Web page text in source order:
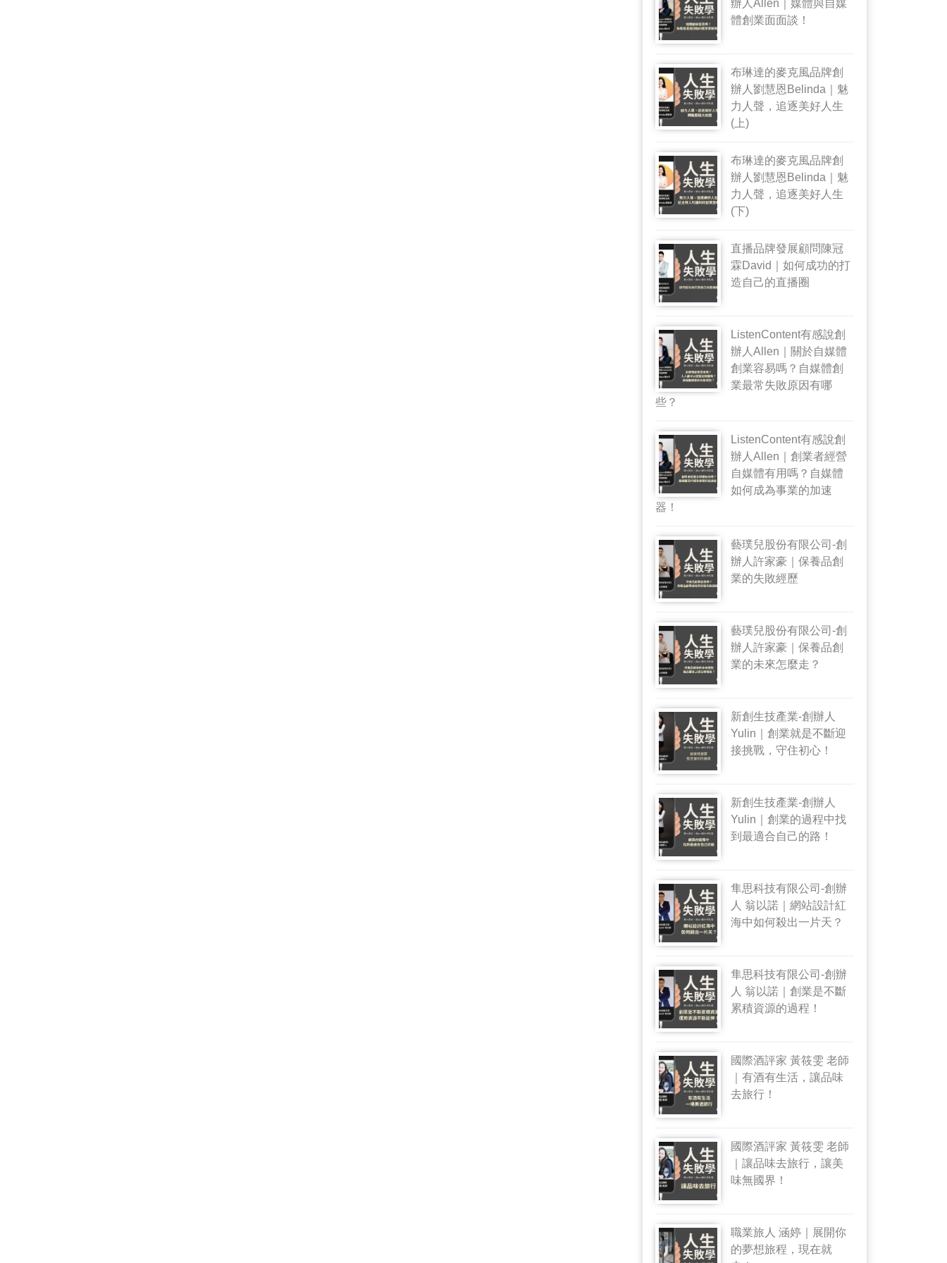
辦人Allen｜媒體與自媒
體創業面面談！
布琳達的麥克風品牌創
辦人劉慧恩Belinda｜魅
力人聲，追逐美好人生
(上)
布琳達的麥克風品牌創
辦人劉慧恩Belinda｜魅
力人聲，追逐美好人生
(下)
直播品牌發展顧問陳冠
霖David｜如何成功的打
造自己的直播圈
ListenContent有感說創
辦人Allen｜關於自媒體
創業容易嗎？自媒體創
業最常失敗原因有哪
些？
ListenContent有感說創
辦人Allen｜創業者經營
自媒體有用嗎？自媒體
如何成為事業的加速
器！
藝璞兒股份有限公司-創
辦人許家豪｜保養品創
業的失敗經歷
藝璞兒股份有限公司-創
辦人許家豪｜保養品創
業的未來怎麼走？
新創生技產業-創辦人
Yulin｜創業就是不斷迎
接挑戰，守住初心！
新創生技產業-創辦人
Yulin｜創業的過程中找
到最適合自己的路！
隼思科技有限公司-創辦
人 翁以諾｜網站設計紅
海中如何殺出一片天？
隼思科技有限公司-創辦
人 翁以諾｜創業是不斷
累積資源的過程！
國際酒評家 黃筱雯 老師
｜有酒有生活，讓品味
去旅行！
國際酒評家 黃筱雯 老師
｜讓品味去旅行，讓美
味無國界！
職業旅人 涵婷｜展開你
的夢想旅程，現在就